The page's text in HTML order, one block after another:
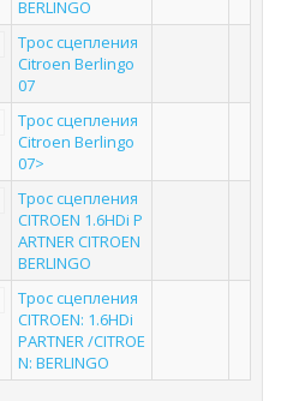
BERLINGO
Трос сцепления
Citroen Berlingo
07
Трос сцепления
Citroen Berlingo
07>
Трос сцепления
CITROEN 1.6HDi P
ARTNER CITROEN
BERLINGO
Трос сцепления
CITROEN: 1.6HDi
PARTNER /CITROE
N: BERLINGO